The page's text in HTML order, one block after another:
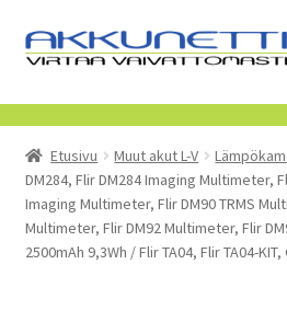
Siirry
navigointiin
Siirry
sisältöön
Kauppa
Tietoa meistä
Yrityksille
Etusivu Muut akut L-V
DM284, Flir DM284 Imaging Multimeter,
Imaging Multimeter, Flir DM90 TRMS
Multimeter, Flir DM92 Multimeter, Flir
2500mAh 9,3Wh / Flir TA04, Flir TA04-KIT,